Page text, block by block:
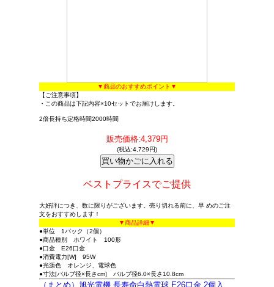
▼商品のおすすめポイント▼
【ご注意事項】
・この商品は下記内容×10セットでお届けします。
2倍長持ち定格時間2000時間
販売価格:4,379円
(税込:4,729円)
ベストプライスでご提供
大好評につき、数に限りがございます。売り切れる前に、早 めのご注
文をおすすめします！
▼商品詳細▼
●単位 1パック（2個）
●商品種別 ホワイト 100形
●口金 E26口金
●消費電力[W] 95W
●光源色 オレンジ、電球色
●寸法[バルブ径×長さcm] バルブ径6.0×長さ10.8cm
（まとめ）旭光電機 長寿命白熱電球 E26口金 2個入